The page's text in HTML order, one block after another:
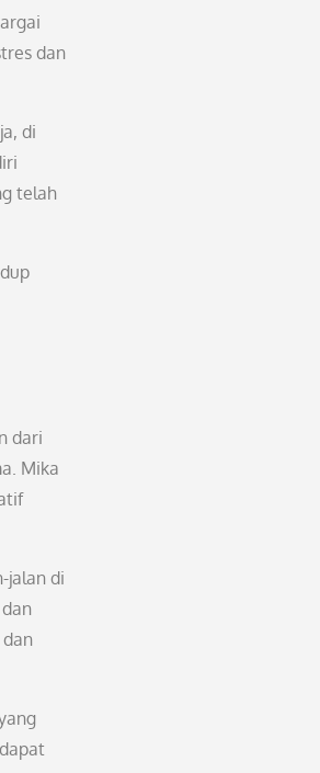
dan
di
telah
dari
Mika
jalan di